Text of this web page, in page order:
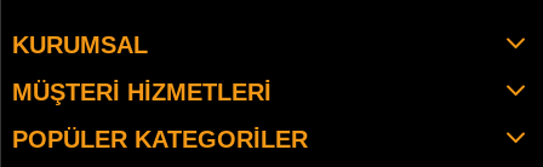
KURUMSAL
MÜŞTERI HIZMETLERI
POPÜLER KATEGORILER